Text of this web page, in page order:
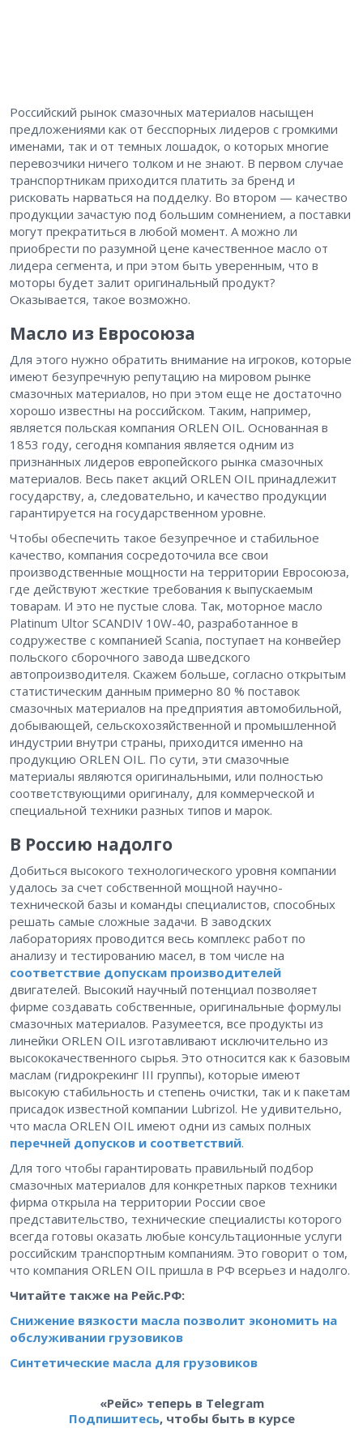
Российский рынок смазочных материалов насыщен
предложениями как от бесспорных лидеров с громкими
именами, так и от темных лошадок, о которых многие
перевозчики ничего толком и не знают. В первом случае
транспортникам приходится платить за бренд и
рисковать нарваться на подделку. Во втором — качество
продукции зачастую под большим сомнением, а поставки
могут прекратиться в любой момент. А можно ли
приобрести по разумной цене качественное масло от
лидера сегмента, и при этом быть уверенным, что в
моторы будет залит оригинальный продукт?
Оказывается, такое возможно.
Масло из Евросоюза
Для этого нужно обратить внимание на игроков, которые
имеют безупречную репутацию на мировом рынке
смазочных материалов, но при этом еще не достаточно
хорошо известны на российском. Таким, например,
является польская компания ORLEN OIL. Основанная в
1853 году, сегодня компания является одним из
признанных лидеров европейского рынка смазочных
материалов. Весь пакет акций ORLEN OIL принадлежит
государству, а, следовательно, и качество продукции
гарантируется на государственном уровне.
Чтобы обеспечить такое безупречное и стабильное
качество, компания сосредоточила все свои
производственные мощности на территории Евросоюза,
где действуют жесткие требования к выпускаемым
товарам. И это не пустые слова. Так, моторное масло
Platinum Ultor SCANDIV 10W-40, разработанное в
содружестве с компанией Scania, поступает на конвейер
польского сборочного завода шведского
автопроизводителя. Скажем больше, согласно открытым
статистическим данным примерно 80 % поставок
смазочных материалов на предприятия автомобильной,
добывающей, сельскохозяйственной и промышленной
индустрии внутри страны, приходится именно на
продукцию ORLEN OIL. По сути, эти смазочные
материалы являются оригинальными, или полностью
соответствующими оригиналу, для коммерческой и
специальной техники разных типов и марок.
В Россию надолго
Добиться высокого технологического уровня компании
удалось за счет собственной мощной научно-
технической базы и команды специалистов, способных
решать самые сложные задачи. В заводских
лабораториях проводится весь комплекс работ по
анализу и тестированию масел, в том числе на
соответствие допускам производителей
двигателей. Высокий научный потенциал позволяет
фирме создавать собственные, оригинальные формулы
смазочных материалов. Разумеется, все продукты из
линейки ORLEN OIL изготавливают исключительно из
высококачественного сырья. Это относится как к базовым
маслам (гидрокрекинг III группы), которые имеют
высокую стабильность и степень очистки, так и к пакетам
присадок известной компании Lubrizol. Не удивительно,
что масла ORLEN OIL имеют одни из самых полных
перечней допусков и соответствий.
Для того чтобы гарантировать правильный подбор
смазочных материалов для конкретных парков техники
фирма открыла на территории России свое
представительство, технические специалисты которого
всегда готовы оказать любые консультационные услуги
российским транспортным компаниям. Это говорит о том,
что компания ORLEN OIL пришла в РФ всерьез и надолго.
Читайте также на Рейс.РФ:
Снижение вязкости масла позволит экономить на
обслуживании грузовиков
Синтетические масла для грузовиков
«Рейс» теперь в Telegram
Подпишитесь, чтобы быть в курсе